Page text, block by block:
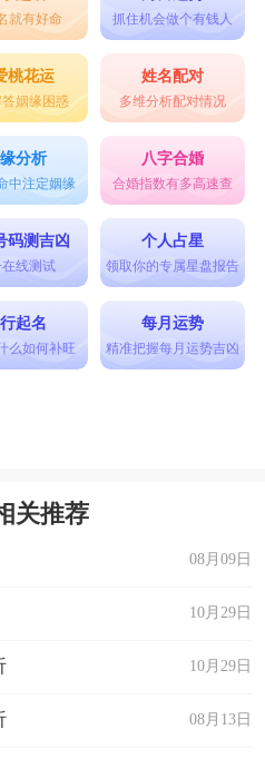
就有好命 抓住机会做个有钱人
桃花运
姻缘困惑
姓名配对
多维分析配对情况
分析
中注定姻缘
八字合婚
合婚指数有多高速查
码测吉凶
在线测试
个人占星
领取你的专属星盘报告
起名
么如何补旺
每月运势
精准把握每月运势吉凶
关推荐
08月09日
10月29日
10月29日
08月13日